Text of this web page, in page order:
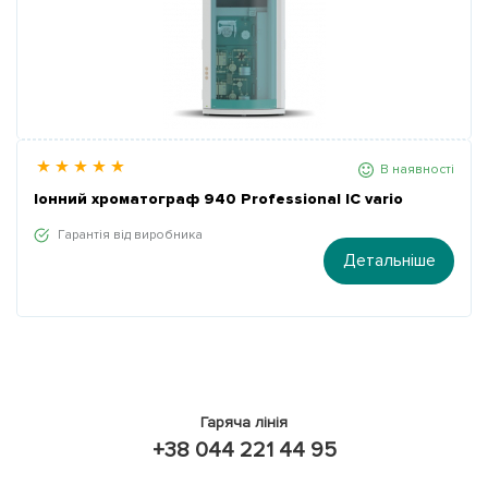
В наявності
Іонний хроматограф 940 Professional IC vario
Гарантія від виробника
Детальніше
Гаряча лінія
+38 044 221 44 95